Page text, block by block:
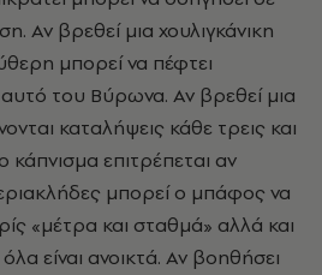
Αν βρεθεί μια χουλιγκάνικη
μπορεί να πέφτει
του Βύρωνα. Αν βρεθεί μια
καταλήψεις κάθε τρεις και
κάπνισμα επιτρέπεται αν
μπορεί ο μπάφος να
«μέτρα και σταθμά» αλλά και
είναι ανοικτά. Αν βοηθήσει